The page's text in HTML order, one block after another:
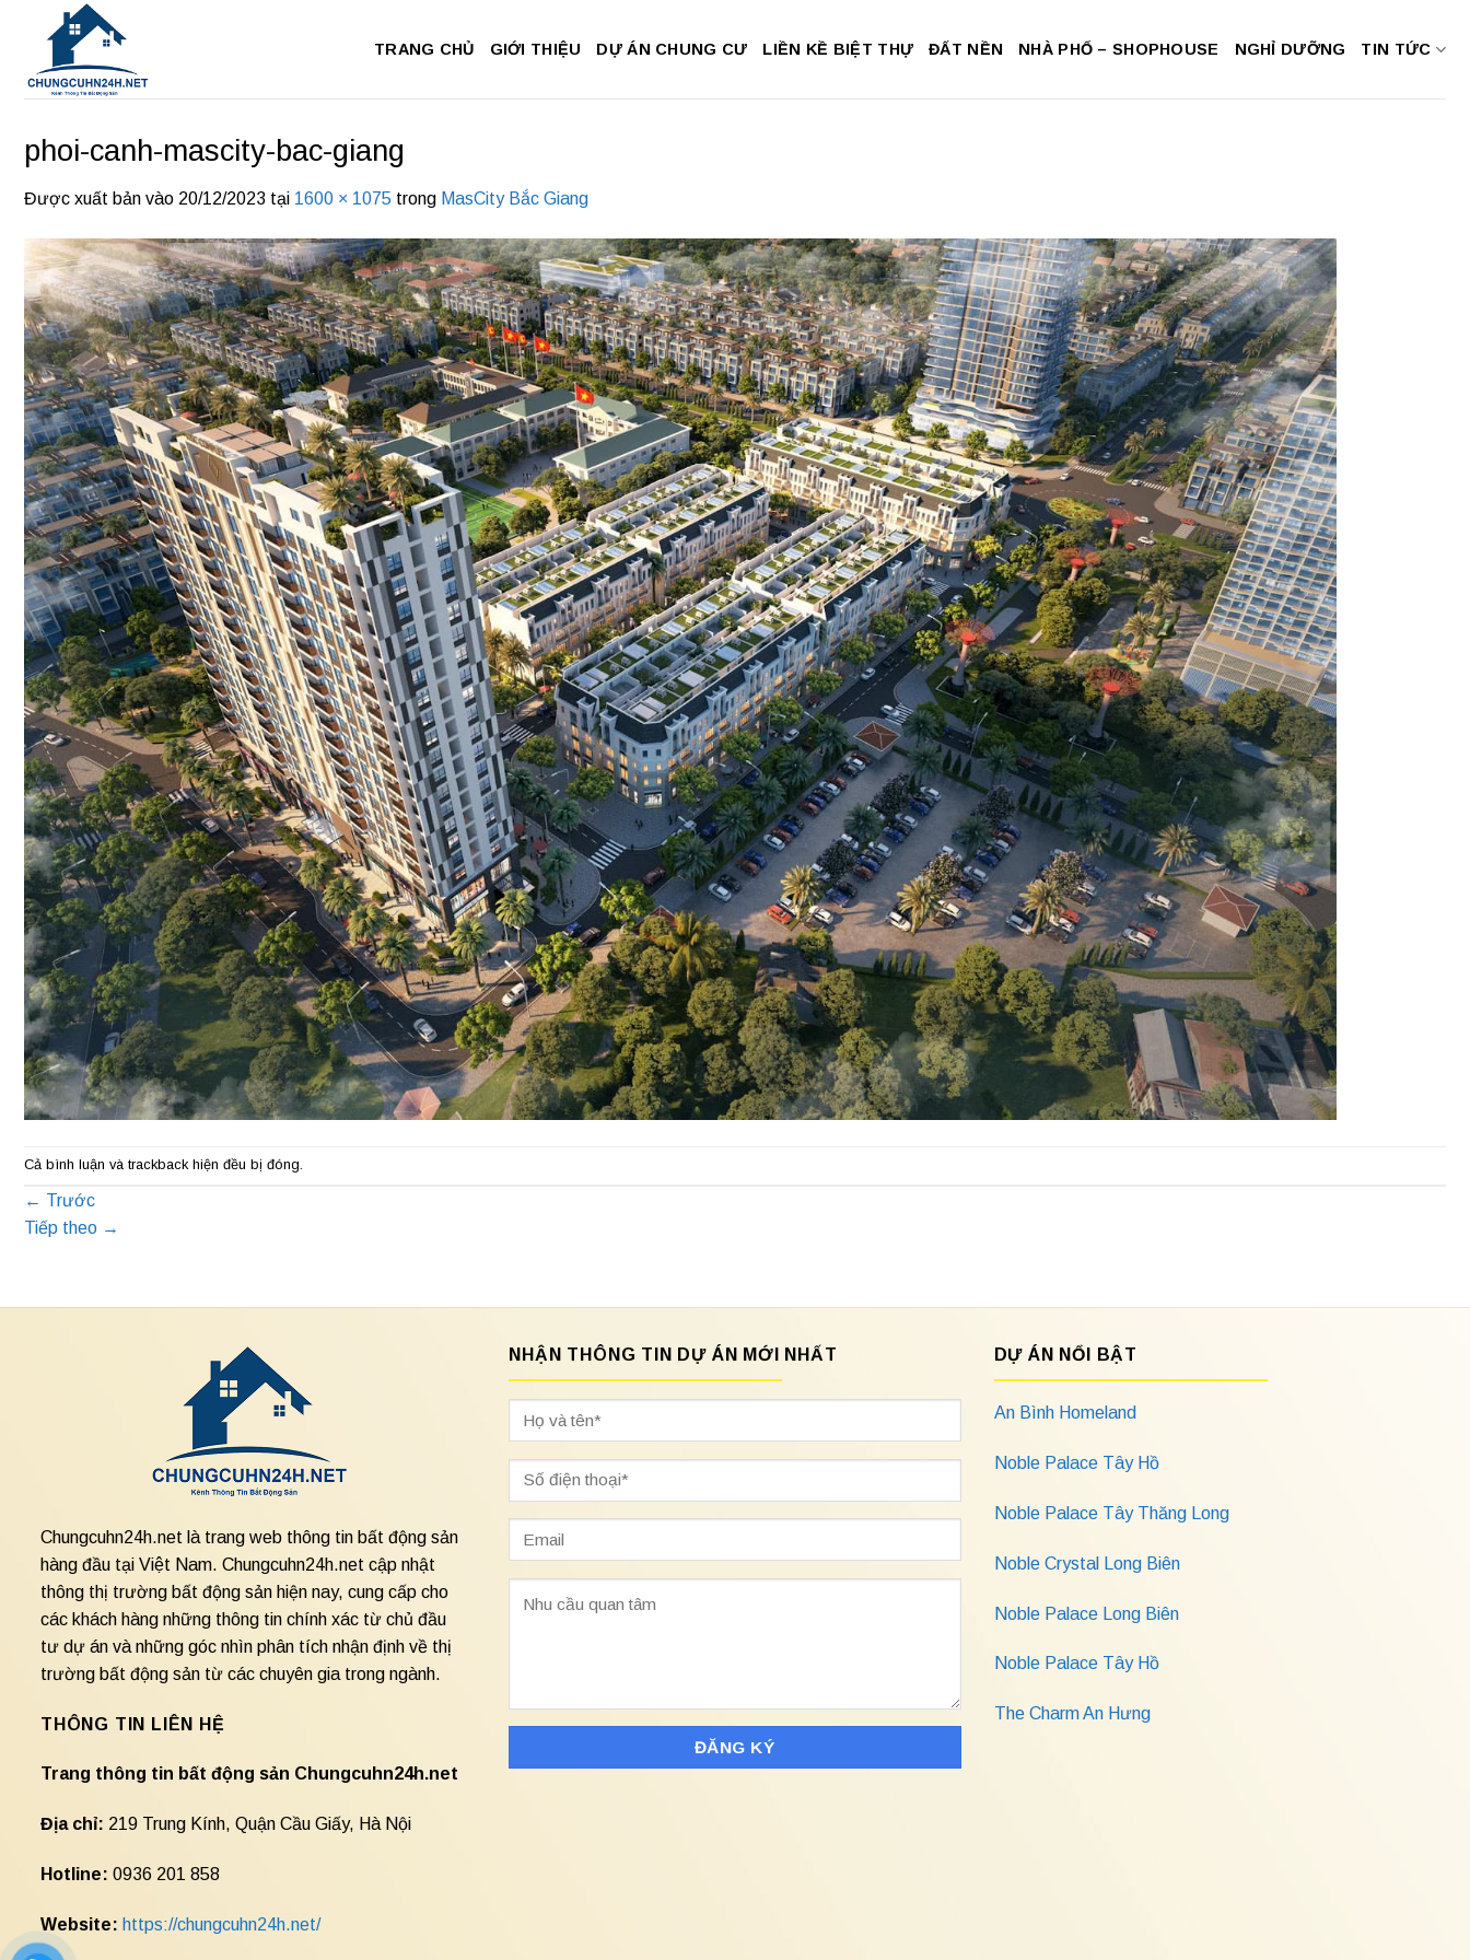
dung
TRANG CHỦ GIỚI THIỆU DỰ ÁN CHUNG CƯ LIỀN KỀ BIỆT THỰ ĐẤT NỀN NHÀ PHỐ – SHOPHOUSE NGHỈ DƯỠNG TIN TỨC
phoi-canh-mascity-bac-giang
Được xuất bản vào 20/12/2023 tại 1600 × 1075 trong MasCity Bắc Giang
Cả bình luận và trackback hiện đều bị đóng.
← Trước
Tiếp theo →
Chungcuhn24h.net là trang web thông tin bất động sản
hàng đầu tại Việt Nam. Chungcuhn24h.net cập nhật
thông thị trường bất động sản hiện nay, cung cấp cho
các khách hàng những thông tin chính xác từ chủ đầu
tư dự án và những góc nhìn phân tích nhận định về thị
trường bất động sản từ các chuyên gia trong ngành.
THÔNG TIN LIÊN HỆ
Trang thông tin bất động sản Chungcuhn24h.net
Địa chỉ: 219 Trung Kính, Quận Cầu Giấy, Hà Nội
Hotline: 0936 201 858
Website: https://chungcuhn24h.net/
NHẬN THÔNG TIN DỰ ÁN MỚI NHẤT DỰ ÁN NỔI BẬT
An Bình Homeland
Noble Palace Tây Hồ
Noble Palace Tây Thăng Long
Noble Crystal Long Biên
Noble Palace Long Biên
Noble Palace Tây Hồ
The Charm An Hưng